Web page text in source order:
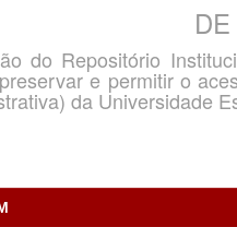
do Repositório
e permitir o
da Universidade